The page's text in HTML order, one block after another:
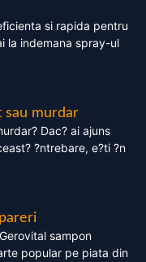
si rapida pentru
la indemana spray-ul
sau murdar
Dac? ai ajuns
?ntrebare, e?ti ?n
sampon
popular pe piata din